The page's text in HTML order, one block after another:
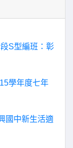
S型編班：彰
學年度七年
國中新生活適